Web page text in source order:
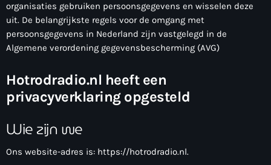
Muziek Nieuws
Webcam
Verzoekjes
PM Box
Inloggen
organisaties gebruiken persoonsgegevens en wisselen deze
uit. De belangrijkste regels voor de omgang met
persoonsgegevens in Nederland zijn vastgelegd in de
Algemene verordening gegevensbescherming (AVG)
Hotrodradio.nl heeft een
privacyverklaring opgesteld
Wie zijn we
Ons website-adres is: https://hotrodradio.nl.